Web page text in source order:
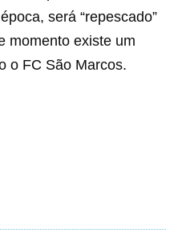
será “repescado”
momento existe um
o FC São Marcos.